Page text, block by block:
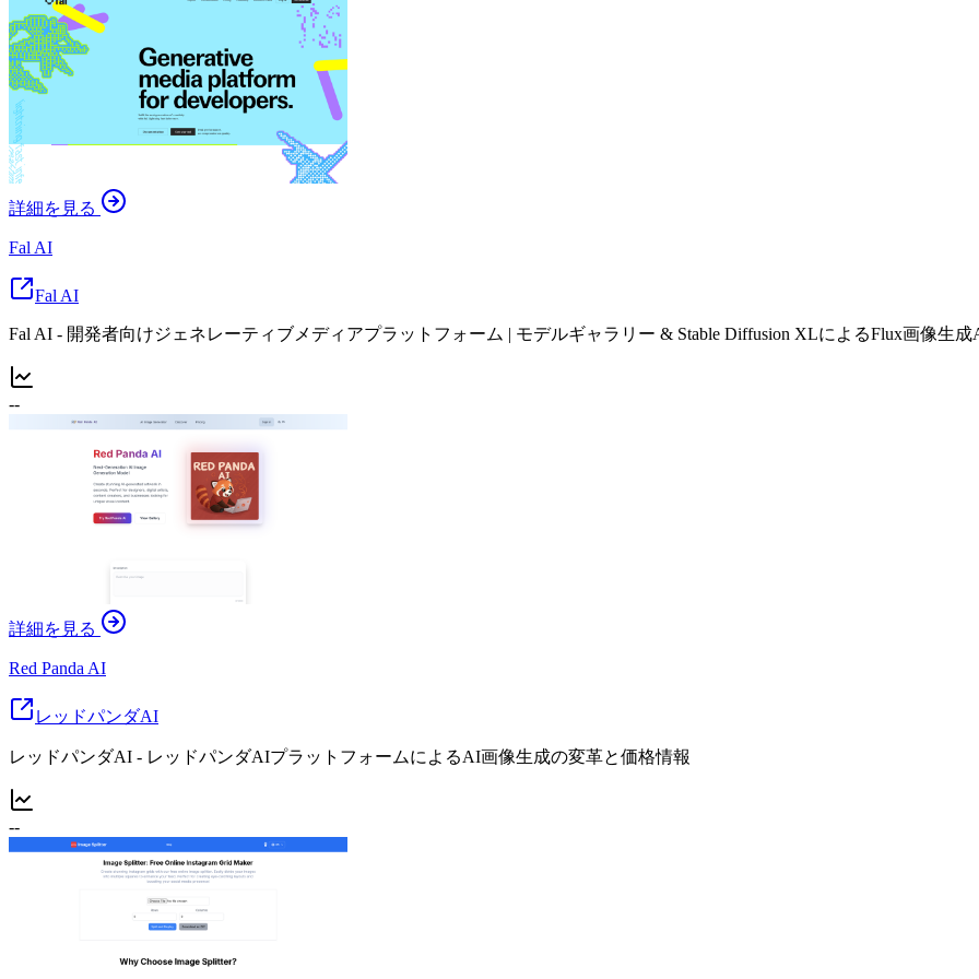
詳細を見る
Fal AI
Fal AI
Fal AI - 開発者向けジェネレーティブメディアプラットフォーム | モデルギャラリー & Stable Diffusion XLによるFlux画像生成
--
詳細を見る
Red Panda AI
レッドパンダAI
レッドパンダAI - レッドパンダAIプラットフォームによるAI画像生成の変革と価格情報
--